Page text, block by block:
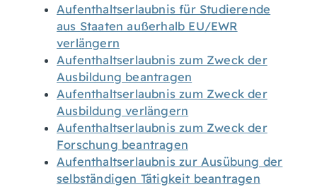
Aufenthaltserlaubnis für Studierende
aus Staaten außerhalb EU/EWR
verlängern
Aufenthaltserlaubnis zum Zweck der
Ausbildung beantragen
Aufenthaltserlaubnis zum Zweck der
Ausbildung verlängern
Aufenthaltserlaubnis zum Zweck der
Forschung beantragen
Aufenthaltserlaubnis zur Ausübung der
selbständigen Tätigkeit beantragen